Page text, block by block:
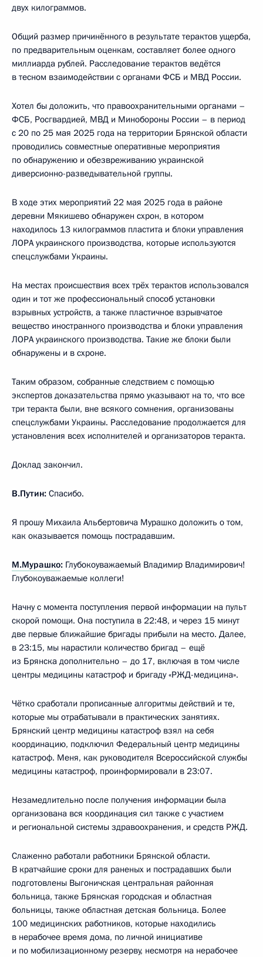
двух килограммов.
Общий размер причинённого в результате терактов ущерба,
по предварительным оценкам, составляет более одного
миллиарда рублей. Расследование терактов ведётся
в тесном взаимодействии с органами ФСБ и МВД России.
Хотел бы доложить, что правоохранительными органами –
ФСБ, Росгвардией, МВД и Минобороны России – в период
с 20 по 25 мая 2025 года на территории Брянской области
проводились совместные оперативные мероприятия
по обнаружению и обезвреживанию украинской
диверсионно-разведывательной группы.
В ходе этих мероприятий 22 мая 2025 года в районе
деревни Мякишево обнаружен схрон, в котором
находилось 13 килограммов пластита и блоки управления
ЛОРА украинского производства, которые используются
спецслужбами Украины.
На местах происшествия всех трёх терактов использовался
один и тот же профессиональный способ установки
взрывных устройств, а также пластичное взрывчатое
вещество иностранного производства и блоки управления
ЛОРА украинского производства. Такие же блоки были
обнаружены и в схроне.
Таким образом, собранные следствием с помощью
экспертов доказательства прямо указывают на то, что все
три теракта были, вне всякого сомнения, организованы
спецслужбами Украины. Расследование продолжается для
установления всех исполнителей и организаторов теракта.
Доклад закончил.
В.Путин: Спасибо.
Я прошу Михаила Альбертовича Мурашко доложить о том,
как оказывается помощь пострадавшим.
М.Мурашко: Глубокоуважаемый Владимир Владимирович!
Глубокоуважаемые коллеги!
Начну с момента поступления первой информации на пульт
скорой помощи. Она поступила в 22:48, и через 15 минут
две первые ближайшие бригады прибыли на место. Далее,
в 23:15, мы нарастили количество бригад – ещё
из Брянска дополнительно – до 17, включая в том числе
центры медицины катастроф и бригаду «РЖД-медицина».
Чётко сработали прописанные алгоритмы действий и те,
которые мы отрабатывали в практических занятиях.
Брянский центр медицины катастроф взял на себя
координацию, подключил Федеральный центр медицины
катастроф. Меня, как руководителя Всероссийской службы
медицины катастроф, проинформировали в 23:07.
Незамедлительно после получения информации была
организована вся координация сил также с участием
и региональной системы здравоохранения, и средств РЖД.
Слаженно работали работники Брянской области.
В кратчайшие сроки для раненых и пострадавших были
подготовлены Выгоничская центральная районная
больница, также Брянская городская и областная
больницы, также областная детская больница. Более
100 медицинских работников, которые находились
в нерабочее время дома, по личной инициативе
и по мобилизационному резерву, несмотря на нерабочее